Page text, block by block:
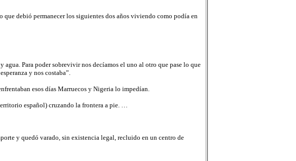
debió permanecer los siguientes dos años viviendo como podía en
Para poder sobrevivir nos decíamos el uno al otro que pase lo que
y nos costaba”.
esos días Marruecos y Nigeria lo impedían.
español) cruzando la frontera a pie. …
y quedó varado, sin existencia legal, recluido en un centro de